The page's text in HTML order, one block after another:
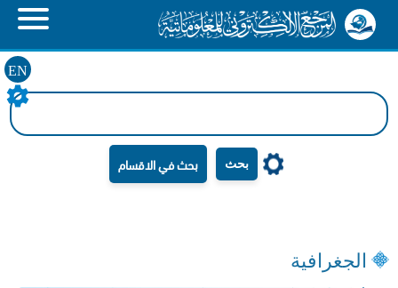
EN
بحث
الجغرافية